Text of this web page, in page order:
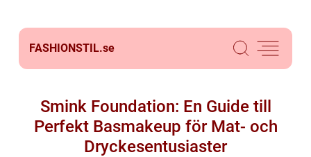
FASHIONSTIL.se
Smink Foundation: En Guide till
Perfekt Basmakeup för Mat- och
Dryckesentusiaster